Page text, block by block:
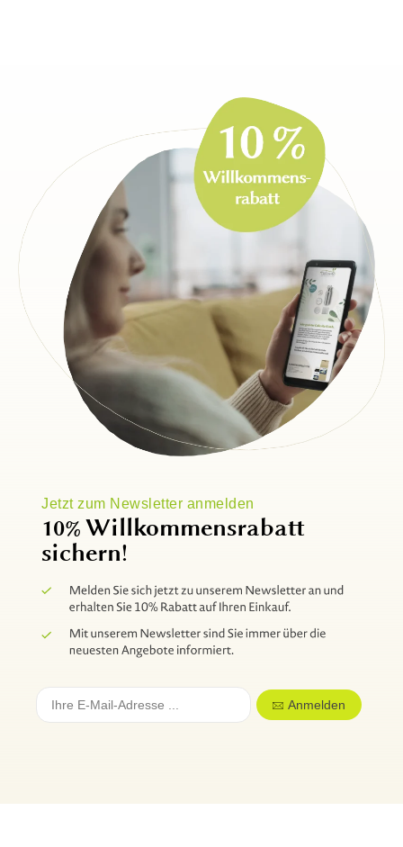
Jetzt zum Newsletter anmelden
10% Willkommensrabatt
sichern!
Anmelden